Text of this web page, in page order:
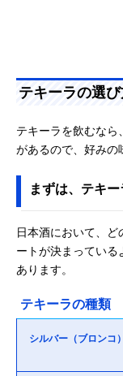
テキーラの選
テキーラを飲むな
があるので、好みの
まずは、テキ
日本酒において、
ートが決まってい
あります。
テキーラの種類
シルバー（ブロンコ）